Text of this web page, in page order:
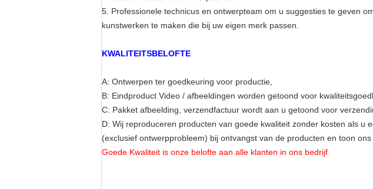
5. Professionele technicus en ontwerpteam om u suggesties te geven
kunstwerken te maken die bij uw eigen merk passen.
KWALITEITSBELOFTE
A: Ontwerpen ter goedkeuring voor productie,
B: Eindproduct Video / afbeeldingen worden getoond voor
C: Pakket afbeelding, verzendfactuur wordt aan u getoond voor
D: Wij reproduceren producten van goede kwaliteit zonder kosten als u
(exclusief ontwerpprobleem) bij ontvangst van de producten en toon ons
Goede Kwaliteit is onze belofte aan alle klanten in ons bedrijf